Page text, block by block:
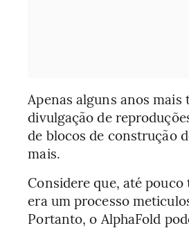
Apenas alguns anos
divulgação de
de blocos de construção
mais.
Considere que, até
era um processo
Portanto, o AlphaFold